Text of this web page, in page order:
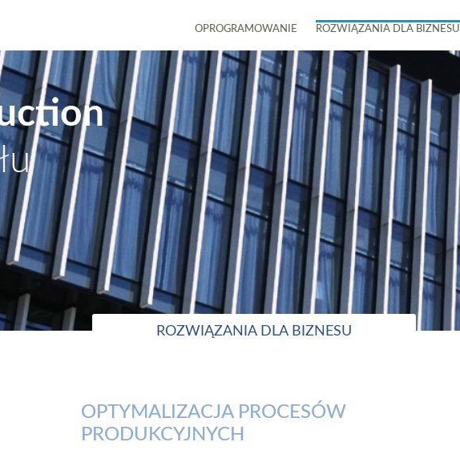
OPROGRAMOWANIE ROZWIĄZANIA DLA BIZNESU
ROZWIĄZANIA DLA BIZNESU
OPTYMALIZACJA PROCESÓW
PRODUKCYJNYCH